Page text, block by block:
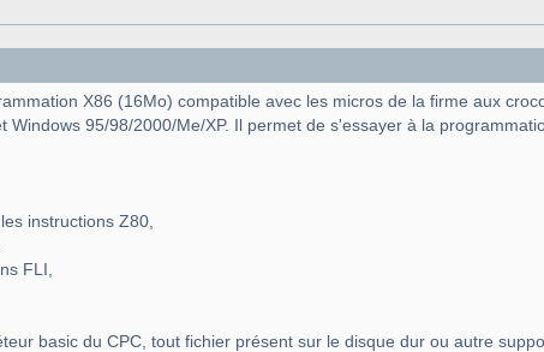
X86 (16Mo) compatible avec les micros de la firme aux
Windows 95/98/2000/Me/XP. Il permet de s'essayer à la
instructions Z80,
FLI,
basic du CPC, tout fichier présent sur le disque dur ou autre